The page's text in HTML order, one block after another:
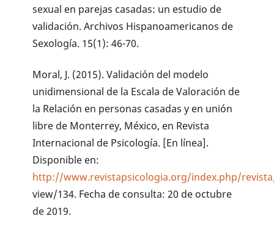
sexual en parejas casadas: un estudio de
validación. Archivos Hispanoamericanos de
Sexología. 15(1): 46-70.
Moral, J. (2015). Validación del modelo
unidimensional de la Escala de Valoración de
la Relación en personas casadas y en unión
libre de Monterrey, México, en Revista
Internacional de Psicología. [En línea].
Disponible en:
http://www.revistapsicologia.org/index.php/
view/134. Fecha de consulta: 20 de octubre
de 2019.